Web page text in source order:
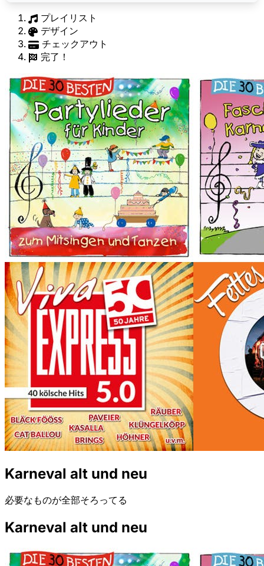
プレイリスト
デザイン
チェックアウト
完了！
Karneval alt und neu
必要なものが全部そろってる
Karneval alt und neu